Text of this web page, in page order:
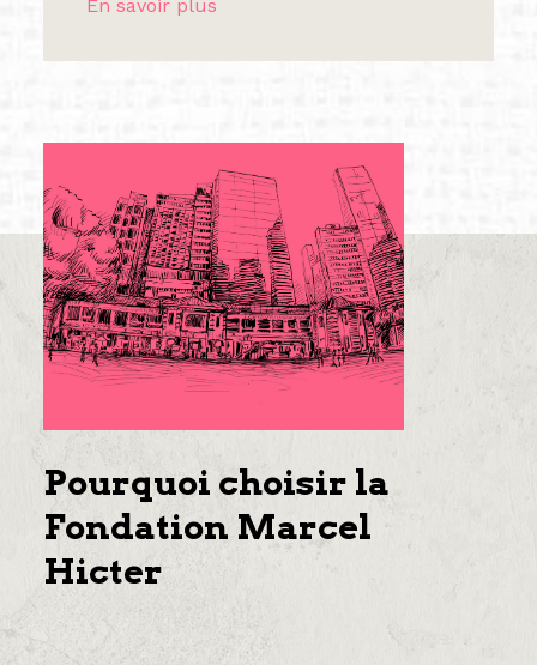
En savoir plus
Pourquoi choisir la
Fondation Marcel
Hicter